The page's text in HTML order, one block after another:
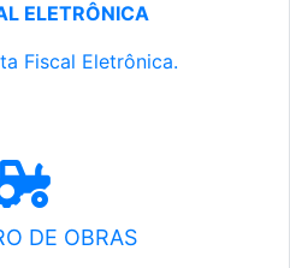
ELETRÔNICA
Fiscal Eletrônica.
DE OBRAS